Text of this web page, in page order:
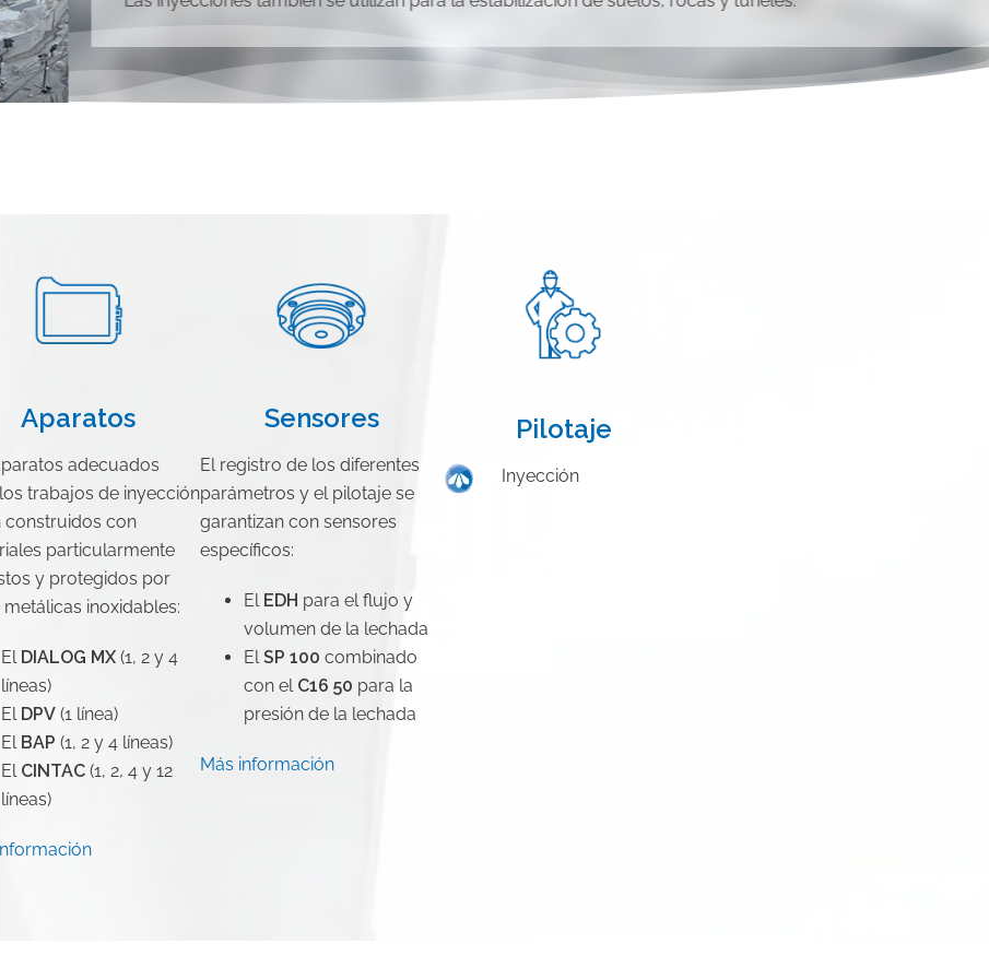
Aparatos
adecuados
trabajos de inyección
construidos con
particularmente
y protegidos por
inoxidables:
El DIALOG MX(1, 2 y 4
líneas)
El DPV(1 línea)
El BAP (1, 2 y 4 líneas)
El CINTAC(1, 2, 4 y 12
líneas)
Sensores
El registro de los diferentes
parámetros y el pilotaje se
garantizan con sensores
específicos:
El EDH para el flujo y
volumen de la lechada
ElSP 100 combinado
con el C16 50 para la
presión de la lechada
Más información
Pilotaje
Inyección